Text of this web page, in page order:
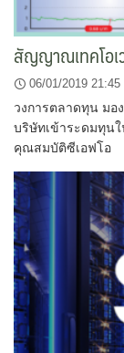
สัญญาณเทคโอเ
06/01/2019 21:45
วงการตลาดทุน มอ
บริษัทเข้าระดมทุน
คุณสมบัติซีเอฟโอ